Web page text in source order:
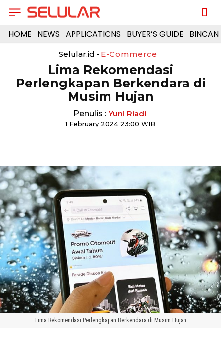
HOME NEWS APPLICATIONS BUYER’S GUIDE
Selular.id - E-Commerce
Lima Rekomendasi
Perlengkapan Berkendara di
Musim Hujan
Penulis : Yuni Riadi
1 February 2024 23:00 WIB
Lima Rekomendasi Perlengkapan Berkendara di Musim Hujan